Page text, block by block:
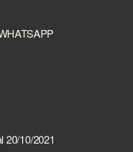
20/10/2021